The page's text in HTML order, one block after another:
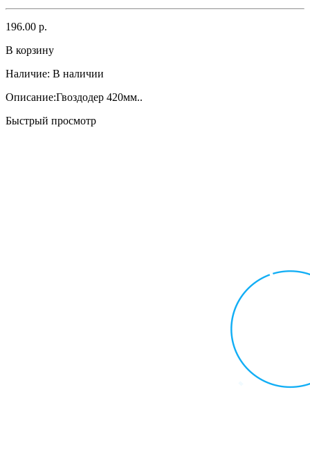
196.00 р.
В корзину
Наличие: В наличии
Описание:Гвоздодер 420мм..
Быстрый просмотр